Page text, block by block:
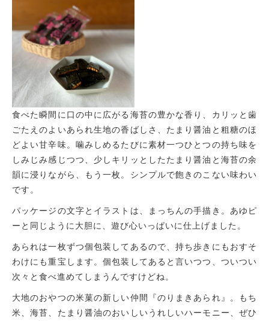
食べた瞬間に口の中に広がる海苔の豊かな香り、カリッと歯
ごたえのよいあられ生地の香ばしさ、たまり醤油と粗糖のほ
どよい甘辛味。噛みしめるたびに素材一つひとつの持ち味を
しみじみ感じつつ、少しキリッとしたたまり醤油と海苔の余
韻に浸りながら、もう一枚。シンプルで飽きのこない味わい
です。
パッケージの文字とイラストは、まっちんの手描き。あゆピ
ーと同じように大胆に、遊び心いっぱいに仕上げました。
あられは一枚ずつ個包装してあるので、持ち歩きにもおすそ
わけにも重宝します。個包装してあると言いつつ、ついつい
次々と食べ進めてしまうんですけどね。
大地のおやつの米菓の新しい仲間『のりまきあられ』。もち
米、海苔、たまり醤油のおいしいうれしいハーモニー、ぜひ